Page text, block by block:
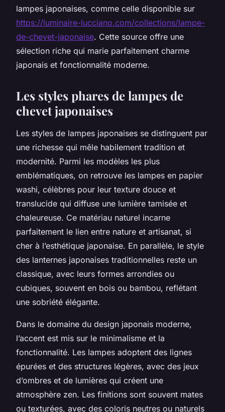
lampes japonaises, comme celle disponible sur
https://luminaire-lucciano.com/collections/lampe-
de-chevet-japonaise. Cette source offre une
sélection riche qui marie parfaitement charme
japonais et fonctionnalité moderne.
Les styles phares de lampes de
chevet japonaises
Les styles de lampes japonaises se distinguent par
une richesse qui mêle habilement tradition et
modernité. Parmi les modèles les plus
emblématiques, on retrouve les lampes en papier
washi, célèbres pour leur texture douce et
translucide qui diffuse une lumière tamisée et
chaleureuse. Ce matériau naturel incarne
parfaitement le lien entre nature et artisanat, si
cher à l’esthétique japonaise. En parallèle, le style
des lanternes japonaises traditionnelles reste un
classique, avec leurs formes arrondies ou
cubiques, souvent en bois ou bambou, reflétant
une sobriété élégante.
Dans le domaine du design japonais moderne,
l’accent est mis sur le minimalisme et la
fonctionnalité. Les lampes adoptent des lignes
épurées et des structures légères, avec des jeux
d’ombres et de lumières qui créent une
atmosphère zen. Les finitions sont souvent mates
ou texturées, avec des coloris neutres ou naturels